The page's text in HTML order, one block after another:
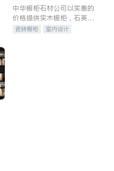
中华橱柜石材公司以实惠的
价格提供实木橱柜，石英石
台面，多种优质不锈钢水
瓷砖橱柜
室内设计